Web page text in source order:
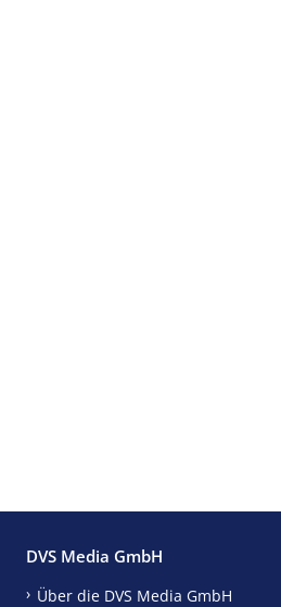
DVS Media GmbH
Über die DVS Media GmbH